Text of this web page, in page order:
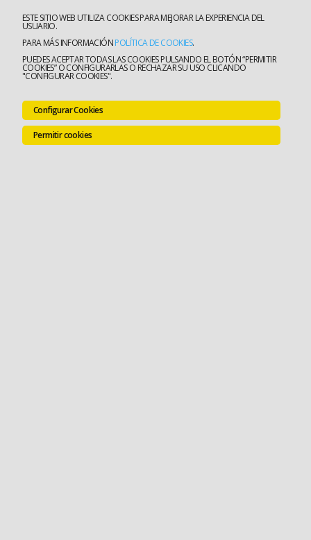
ESTE SITIO WEB UTILIZA COOKIES PARA MEJORAR LA EXPERIENCIA DEL
USUARIO.
PARA MÁS INFORMACIÓNPOLÍTICA DE COOKIES.
PUEDES ACEPTAR TODAS LAS COOKIES PULSANDO EL BOTÓN “PERMITIR
COOKIES” O CONFIGURARLAS O RECHAZAR SU USO CLICANDO
"CONFIGURAR COOKIES".
Configurar Cookies
Permitir cookies